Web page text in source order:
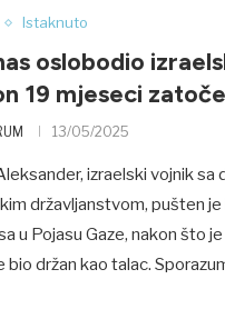
Istaknuto
oslobodio
19 mjeseci
13/05/2025
izraelski vojnik sa
državljanstvom, pušten
u Pojasu Gaze, nakon što
bio držan kao talac.